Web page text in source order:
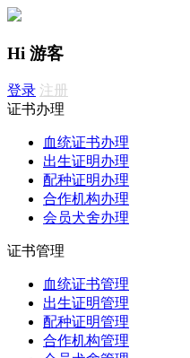
Hi 游客
登录 注册
证书办理
血统证书办理
出生证明办理
配种证明办理
合作机构办理
会员犬舍办理
证书管理
血统证书管理
出生证明管理
配种证明管理
合作机构管理